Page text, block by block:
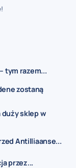
tym razem...
zostaną
duży sklep w
Antilliaanse...
przez...